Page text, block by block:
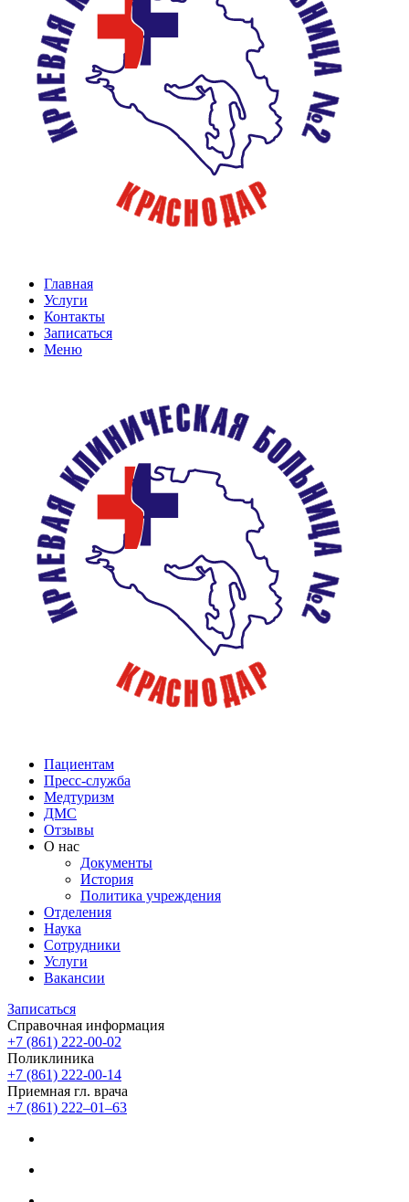
Главная
Услуги
Контакты
Записаться
Меню
Пациентам
Пресс-служба
Медтуризм
ДМС
Отзывы
О нас
Документы
История
Политика учреждения
Отделения
Наука
Сотрудники
Услуги
Вакансии
Записаться
Справочная информация
+7 (861) 222-00-02
Поликлиника
+7 (861) 222-00-14
Приемная гл. врача
+7 (861) 222‒01‒63